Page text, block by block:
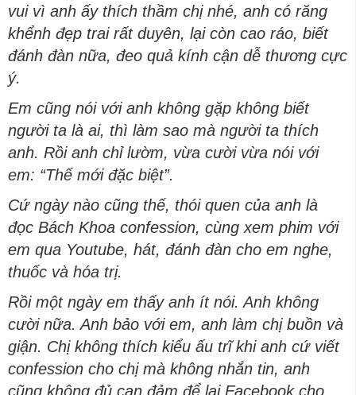
vui vì anh ấy thích thầm chị nhé, anh có răng
khểnh đẹp trai rất duyên, lại còn cao ráo, biết
đánh đàn nữa, đeo quả kính cận dễ thương cực
ý.
Em cũng nói với anh không gặp không biết
người ta là ai, thì làm sao mà người ta thích
anh. Rồi anh chỉ lườm, vừa cười vừa nói với
em: “Thế mới đặc biệt”.
Cứ ngày nào cũng thế, thói quen của anh là
đọc Bách Khoa confession, cùng xem phim với
em qua Youtube, hát, đánh đàn cho em nghe,
thuốc và hóa trị.
Rồi một ngày em thấy anh ít nói. Anh không
cười nữa. Anh bảo với em, anh làm chị buồn và
giận. Chị không thích kiểu ấu trĩ khi anh cứ viết
confession cho chị mà không nhắn tin, anh
cũng không đủ can đảm để lại Facebook cho